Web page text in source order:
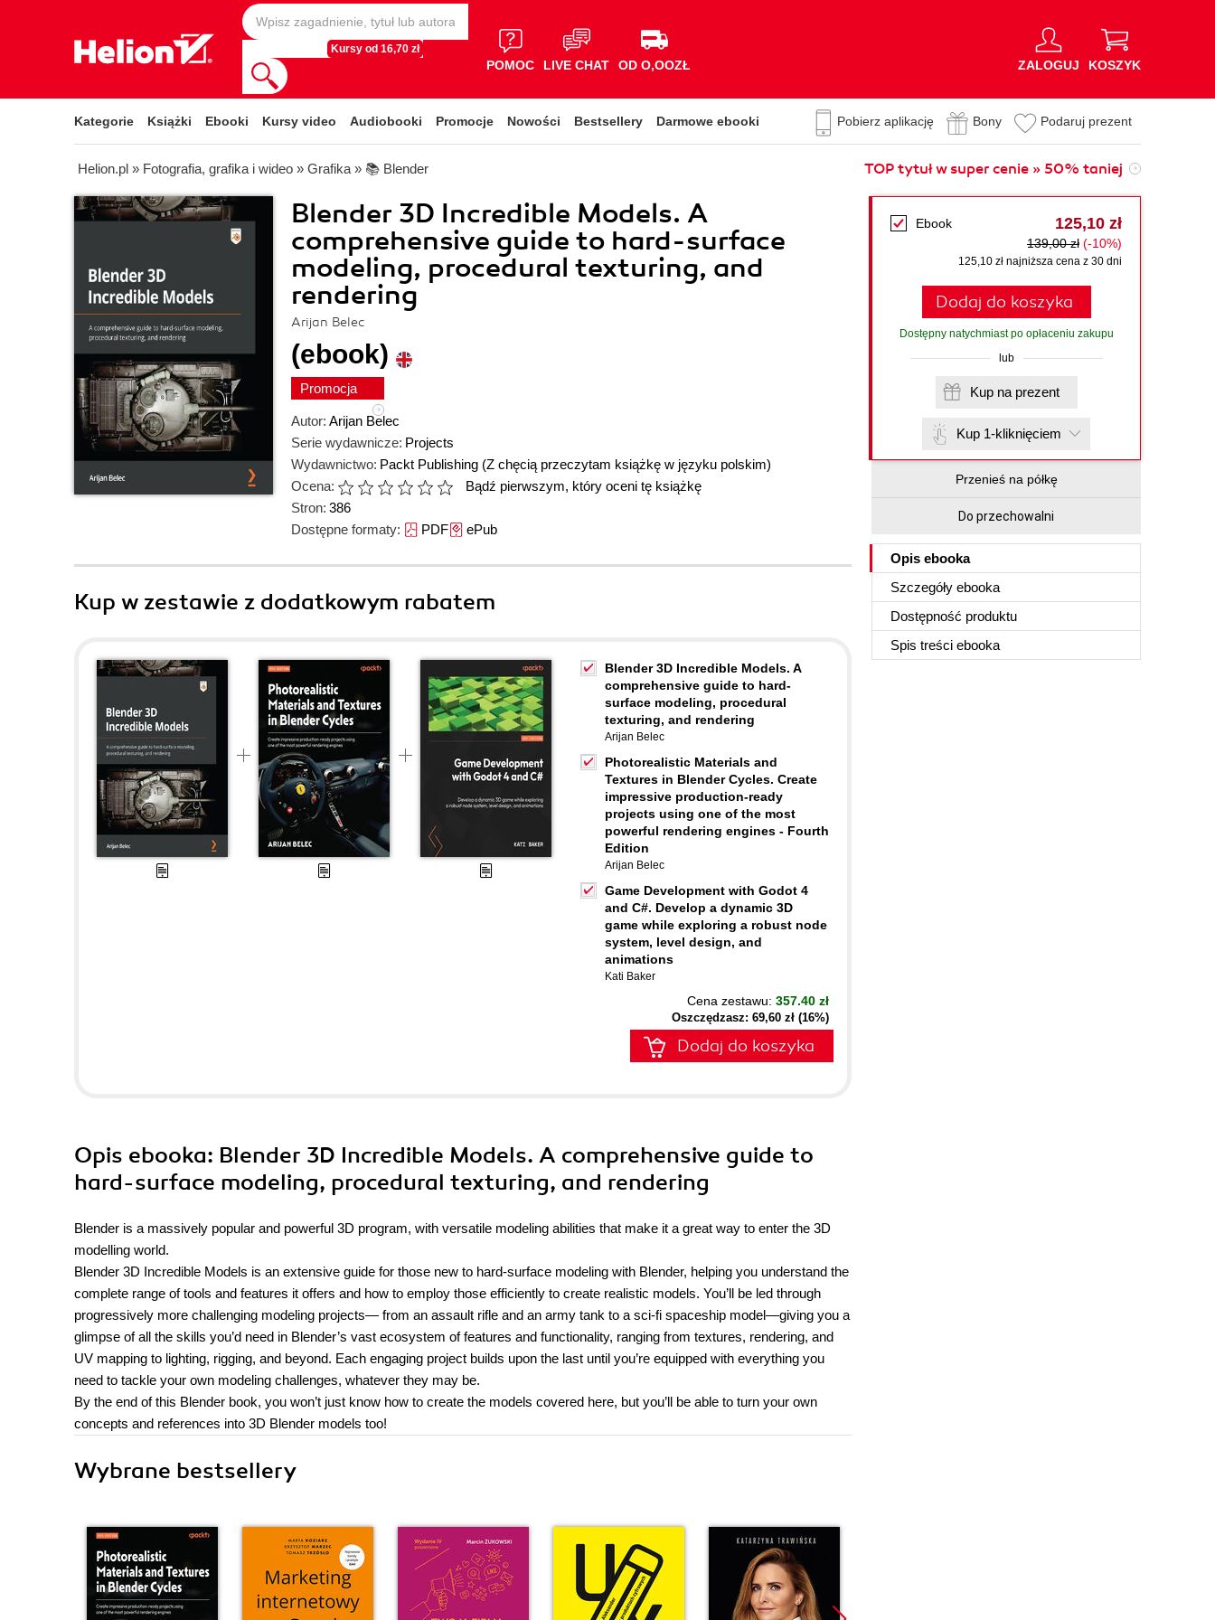
Kursy od 16,70 zł
POMOC LIVE CHAT OD O,OOZŁ ZALOGUJ KOSZYK
Kategorie Książki Ebooki Kursy video Audiobooki Promocje Nowości Bestsellery Darmowe ebooki Pobierz aplikację Bony Podaruj prezent
Helion.pl » Fotografia, grafika i wideo » Grafika » 📚 Blender TOP tytuł w super cenie » 50% taniej
Blender 3D Incredible Models. A
comprehensive guide to hard-surface
modeling, procedural texturing, and
rendering
Arijan Belec
(ebook)
Promocja
Autor: Arijan Belec
Serie wydawnicze: Projects
Wydawnictwo: Packt Publishing (Z chęcią przeczytam książkę w języku polskim)
Ocena:
Bądź pierwszym, który oceni tę książkę
Stron: 386
Dostępne formaty: PDFePub
Ebook 125,10 zł
139,00 zł (-10%)
125,10 zł najniższa cena z 30 dni
Dodaj do koszyka
Dostępny natychmiast po opłaceniu zakupu
lub
Kup na prezent
Kup 1-kliknięciem
Przenieś na półkę
Do przechowalni
Opis ebooka
Szczegóły ebooka
Dostępność produktu
Spis treści ebooka
Kup w zestawie z dodatkowym rabatem
Blender 3D Incredible Models. A
comprehensive guide to hard-
surface modeling, procedural
texturing, and rendering
Arijan Belec
Photorealistic Materials and
Textures in Blender Cycles. Create
impressive production-ready
projects using one of the most
powerful rendering engines - Fourth
Edition
Arijan Belec
Game Development with Godot 4
and C#. Develop a dynamic 3D
game while exploring a robust node
system, level design, and
animations
Kati Baker
Cena zestawu: 357.40 zł
Oszczędzasz: 69,60 zł (16%)
Dodaj do koszyka
Opis ebooka: Blender 3D Incredible Models. A comprehensive guide to
hard-surface modeling, procedural texturing, and rendering
Blender is a massively popular and powerful 3D program, with versatile modeling abilities that make it a great way to enter the 3D
modelling world.
Blender 3D Incredible Models is an extensive guide for those new to hard-surface modeling with Blender, helping you understand the
complete range of tools and features it offers and how to employ those efficiently to create realistic models. You’ll be led through
progressively more challenging modeling projects— from an assault rifle and an army tank to a sci-fi spaceship model—giving you a
glimpse of all the skills you’d need in Blender’s vast ecosystem of features and functionality, ranging from textures, rendering, and
UV mapping to lighting, rigging, and beyond. Each engaging project builds upon the last until you’re equipped with everything you
need to tackle your own modeling challenges, whatever they may be.
By the end of this Blender book, you won’t just know how to create the models covered here, but you’ll be able to turn your own
concepts and references into 3D Blender models too!
Wybrane bestsellery